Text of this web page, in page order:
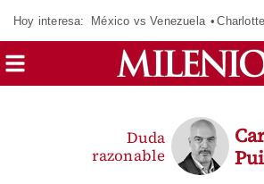
Hoy interesa: México vs Venezuela
Duda
razonable